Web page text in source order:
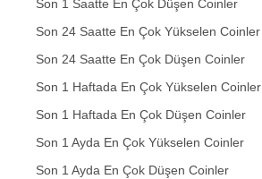
Son 1 Saatte En Çok Düşen Coinler
Son 24 Saatte En Çok Yükselen Coinler
Son 24 Saatte En Çok Düşen Coinler
Son 1 Haftada En Çok Yükselen Coinler
Son 1 Haftada En Çok Düşen Coinler
Son 1 Ayda En Çok Yükselen Coinler
Son 1 Ayda En Çok Düşen Coinler